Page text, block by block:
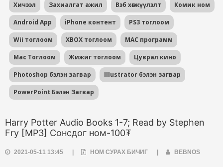
Хичээл Захиалгат ажил Вэб хөгжүүлэлт Комик ном
Android App iPhone контент PS3 тоглоом
Wii тоглоом XBOX тоглоом MAC программ
Mac Тоглоом Жижиг тоглоом Цуврал кино
Photoshop бэлэн загвар Illustrator бэлэн загвар
PowerPoint Бэлэн Загвар
Harry Potter Audio Books 1-7; Read by Stephen
Fry [MP3] Сонсдог ном-100₮
2021-05-11 13:45 НОМ СУРАХ БИЧИГ BEBNOS